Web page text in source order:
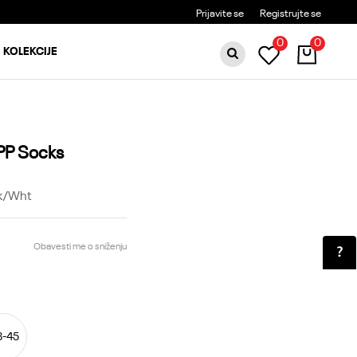
BESPLATNA DOSTAVA ZA PORUDŽBINE PREKO 6000RSD
Prijavite se Registrujte se
KOLEKCIJE 0
0
Socks
Wht
Obavesti me o sniženju
45